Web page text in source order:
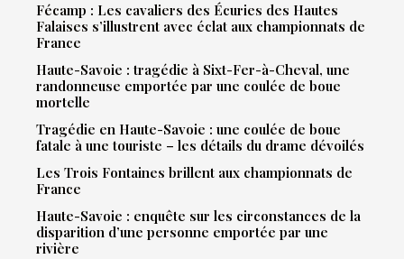
Fécamp : Les cavaliers des Écuries des Hautes
Falaises s’illustrent avec éclat aux championnats de
France
Haute-Savoie : tragédie à Sixt-Fer-à-Cheval, une
randonneuse emportée par une coulée de boue
mortelle
Tragédie en Haute-Savoie : une coulée de boue
fatale à une touriste – les détails du drame dévoilés
Les Trois Fontaines brillent aux championnats de
France
Haute-Savoie : enquête sur les circonstances de la
disparition d’une personne emportée par une
rivière